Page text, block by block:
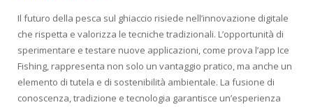
Il futuro della pesca sul ghiaccio risiede nell’innovazione digitale
che rispetta e valorizza le tecniche tradizionali. L’opportunità di
sperimentare e testare nuove applicazioni, come prova l’app Ice
Fishing, rappresenta non solo un vantaggio pratico, ma anche un
elemento di tutela e di sostenibilità ambientale. La fusione di
conoscenza, tradizione e tecnologia garantisce un’esperienza